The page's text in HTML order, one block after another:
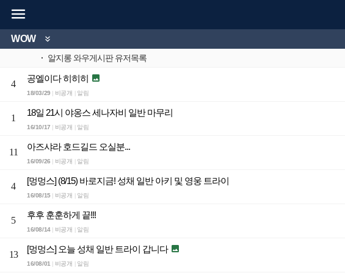

WOW

· 알지롱 와우게시판 유저목록
4
공엘이다 히히히 
18/03/29 비공개 알림
1
18일 21시 야옹스 세나자비 일반 마무리
16/10/17 비공개 알림
11
아즈샤라 호드길드 오실분...
16/09/26 비공개 알림
4
[멍멍스] (8/15) 바로지금! 성채 일반 아키 및 영웅 트라이
16/08/15| 비공개 알림
5
후후 훈훈하게 끝!!!
16/08/14| 비공개 알림
13
[멍멍스] 오늘 성채 일반 트라이 갑니다 
16/08/01| 비공개 알림